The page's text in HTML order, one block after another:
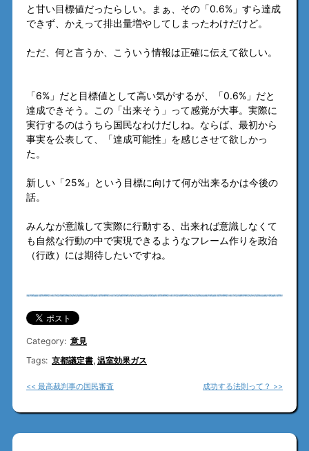
と甘い目標値だったらしい。まぁ、その「0.6%」すら達成
できず、かえって排出量増やしてしまったわけだけど。
ただ、何と言うか、こういう情報は正確に伝えて欲しい。
「6%」だと目標値として高い気がするが、「0.6%」だと
達成できそう。この「出来そう」って感覚が大事。実際に
実行するのはうちら国民なわけだしね。ならば、最初から
事実を公表して、「達成可能性」を感じさせて欲しかっ
た。
新しい「25%」という目標に向けて何が出来るかは今後の
話。
みんなが意識して実際に行動する、出来れば意識しなくて
も自然な行動の中で実現できるようなフレーム作りを政治
（行政）には期待したいですね。
Category: 意見
Tags: 京都議定書, 温室効果ガス
<< 最高裁判事の国民審査 成功する法則って？ >>